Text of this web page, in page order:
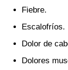
Fiebre.
Escalofríos.
Dolor de
Dolores